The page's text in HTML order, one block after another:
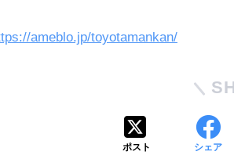
ameblo.jp/toyotamankan/
ポスト シェア